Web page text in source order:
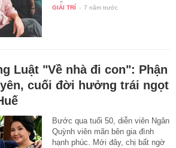
Diễn…
GIẢI TRÍ - 7 năm trước
Luật "Về nhà đi con": Phận
cuối đời hưởng trái ngọt
Bước qua tuổi 50, diễn viên Ngân
Quỳnh viên mãn bên gia đình
hạnh phúc. Mới đây, chị bất ngờ